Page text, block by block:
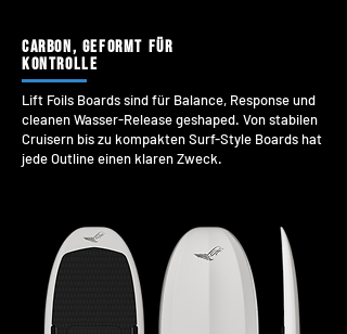
CARBON, GEFORMT FÜR
KONTROLLE
Lift Foils Boards sind für Balance, Response und
cleanen Wasser-Release geshaped. Von stabilen
Cruisern bis zu kompakten Surf-Style Boards hat
jede Outline einen klaren Zweck.